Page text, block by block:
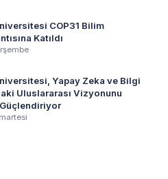
COP31 Bilim
Katıldı
Yapay Zeka ve Bilgi
Uluslararası Vizyonunu